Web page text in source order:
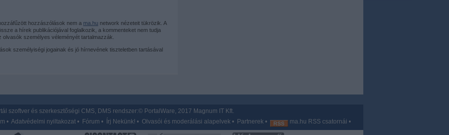
hozzászólások nem a ma.hu network nézeteit tükrözik. A
a hírek publikációjával foglalkozik, a kommenteket nem tudja
olvasók személyes véleményét tartalmazzák.
személyiségi jogainak és jó hírnevének tiszteletben tartásával
szoftver és szerkesztőségi CMS, DMS rendszer:© PortalWare, 2017 Magnum IT Kft.
• Adatvédelmi nyiltakozat• Fórum • Írj Nekünk! • Olvasói és moderálási alapelvek• Partnerek• ma.hu RSS csatornái •